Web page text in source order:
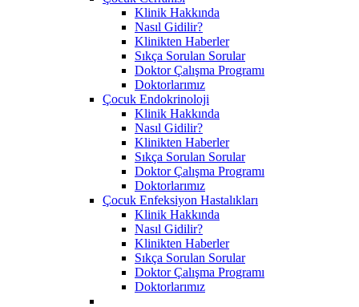
Klinik Hakkında
Nasıl Gidilir?
Klinikten Haberler
Sıkça Sorulan Sorular
Doktor Çalışma Programı
Doktorlarımız
Çocuk Endokrinoloji
Klinik Hakkında
Nasıl Gidilir?
Klinikten Haberler
Sıkça Sorulan Sorular
Doktor Çalışma Programı
Doktorlarımız
Çocuk Enfeksiyon Hastalıkları
Klinik Hakkında
Nasıl Gidilir?
Klinikten Haberler
Sıkça Sorulan Sorular
Doktor Çalışma Programı
Doktorlarımız